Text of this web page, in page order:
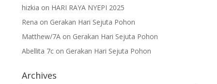
hizkia on HARI RAYA NYEPI 2025
Rena on Gerakan Hari Sejuta Pohon
Matthew/7Aon Gerakan Hari Sejuta Pohon
Abellita 7con Gerakan Hari Sejuta Pohon
Archives